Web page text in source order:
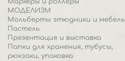
Маркеры и роллеры
МОДЕЛИЗМ
Мольберты этюдники и мебель
Пастель
Презентация и выставка
Папки для хранения, тубусы,
рюкзаки, упаковка